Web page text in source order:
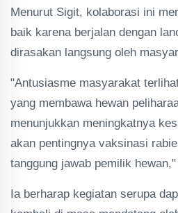
Menurut Sigit, kolaborasi ini
baik karena berjalan dengan
dirasakan langsung oleh
"Antusiasme masyarakat
yang membawa hewan
menunjukkan meningkatnya
akan pentingnya vaksinasi
tanggung jawab pemilik
Ia berharap kegiatan serupa